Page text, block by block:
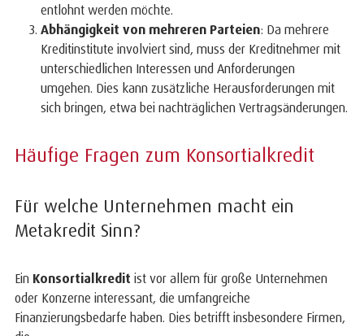
entlohnt werden möchte.
Abhängigkeit von mehreren Parteien: Da mehrere
Kreditinstitute involviert sind, muss der Kreditnehmer mit
unterschiedlichen Interessen und Anforderungen
umgehen. Dies kann zusätzliche Herausforderungen mit
sich bringen, etwa bei nachträglichen Vertragsänderungen.
Häufige Fragen zum Konsortialkredit
Für welche Unternehmen macht ein
Metakredit Sinn?
Ein Konsortialkredit ist vor allem für große Unternehmen
oder Konzerne interessant, die umfangreiche
Finanzierungsbedarfe haben. Dies betrifft insbesondere Firmen,